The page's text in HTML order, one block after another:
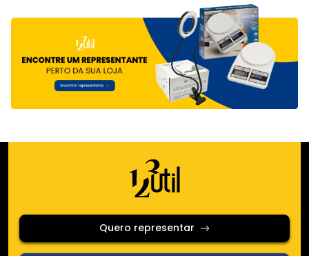
Quero representar